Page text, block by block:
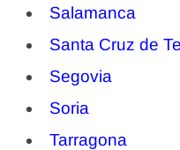
Salamanca
Santa Cruz de
Segovia
Soria
Tarragona